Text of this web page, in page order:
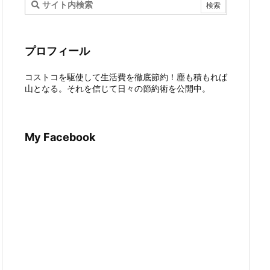
プロフィール
コストコを駆使して生活費を徹底節約！塵も積もれば
山となる。それを信じて日々の節約術を公開中。
My Facebook